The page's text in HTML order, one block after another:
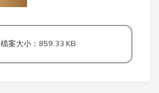
檔案大小：859.33 KB